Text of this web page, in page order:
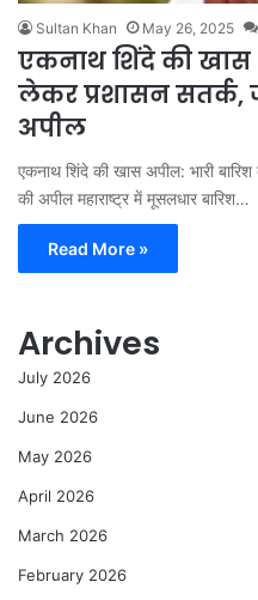
Sultan Khan May 26, 2025
एकनाथ शिंदे की खास
लेकर प्रशासन
अपील
एकनाथ शिंदे की खास अपील: भारी
की अपील महाराष्ट्र में मूसलधार बारिश…
Read More »
Archives
July 2026
June 2026
May 2026
April 2026
March 2026
February 2026